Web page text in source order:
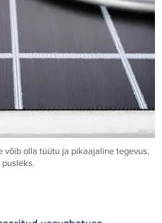
olla tüütu ja pikaajaline tegevus,